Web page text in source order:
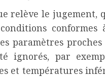
relève le jugement,
conformes
paramètres
ignorés, par
et températures